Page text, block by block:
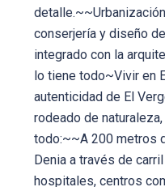
conserjería y diseño
integrado con la
lo tiene todo~Vivir en
autenticidad de El
rodeado de
todo:~~A 200 metros
Denia a través de
hospitales, centros